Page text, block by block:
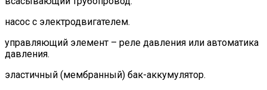
насос с электродвигателем.
управляющий элемент – реле давления или автоматика
давления.
эластичный (мембранный) бак-аккумулятор.